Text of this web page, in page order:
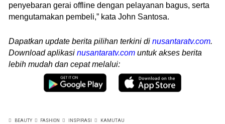
penyebaran gerai offline dengan pelayanan bagus, serta
mengutamakan pembeli,” kata John Santosa.
Dapatkan update berita pilihan terkini di nusantaratv.com.
Download aplikasi nusantaratv.com untuk akses berita
lebih mudah dan cepat melalui:
BEAUTY FASHION INSPIRASI KAMUTAU